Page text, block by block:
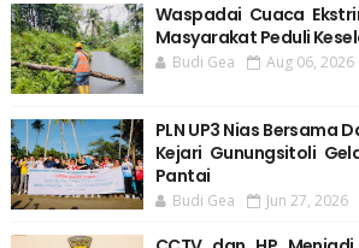
Waspadai Cuaca
Masyarakat Peduli
Budi Gea Aug 06, 2026
PLN UP3 Nias Bersama
Kejari Gunungsitoli
Pantai
Budi Gea Jun 27, 2026